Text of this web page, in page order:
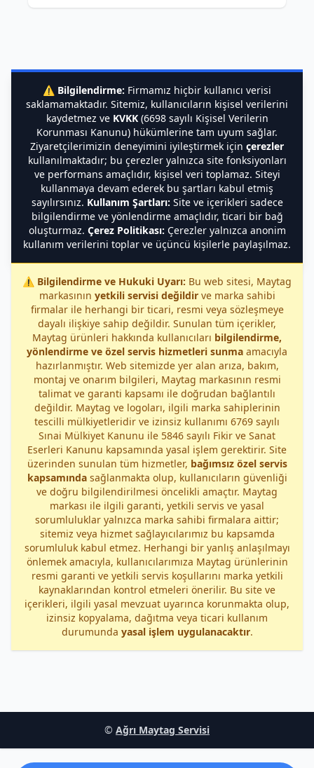
⚠️ Bilgilendirme: Firmamız hiçbir kullanıcı verisi
saklamamaktadır. Sitemiz, kullanıcıların kişisel verilerini
kaydetmez ve KVKK(6698 sayılı Kişisel Verilerin
Korunması Kanunu) hükümlerine tam uyum sağlar.
Ziyaretçilerimizin deneyimini iyileştirmek için çerezler
kullanılmaktadır; bu çerezler yalnızca site fonksiyonları
ve performans amaçlıdır, kişisel veri toplamaz. Siteyi
kullanmaya devam ederek bu şartları kabul etmiş
sayılırsınız. Kullanım Şartları: Site ve içerikleri sadece
bilgilendirme ve yönlendirme amaçlıdır, ticari bir bağ
oluşturmaz. Çerez Politikası: Çerezler yalnızca anonim
kullanım verilerini toplar ve üçüncü kişilerle paylaşılmaz.
⚠️ Bilgilendirme ve Hukuki Uyarı: Bu web sitesi, Maytag
markasının yetkili servisi değildirve marka sahibi
firmalar ile herhangi bir ticari, resmi veya sözleşmeye
dayalı ilişkiye sahip değildir. Sunulan tüm içerikler,
Maytag ürünleri hakkında kullanıcıları bilgilendirme,
yönlendirme ve özel servis hizmetleri sunma amacıyla
hazırlanmıştır. Web sitemizde yer alan arıza, bakım,
montaj ve onarım bilgileri, Maytag markasının resmi
talimat ve garanti kapsamı ile doğrudan bağlantılı
değildir. Maytag ve logoları, ilgili marka sahiplerinin
tescilli mülkiyetleridir ve izinsiz kullanımı 6769 sayılı
Sınai Mülkiyet Kanunu ile 5846 sayılı Fikir ve Sanat
Eserleri Kanunu kapsamında yasal işlem gerektirir. Site
üzerinden sunulan tüm hizmetler, bağımsız özel servis
kapsamındasağlanmakta olup, kullanıcıların güvenliği
ve doğru bilgilendirilmesi öncelikli amaçtır. Maytag
markası ile ilgili garanti, yetkili servis ve yasal
sorumluluklar yalnızca marka sahibi firmalara aittir;
sitemiz veya hizmet sağlayıcılarımız bu kapsamda
sorumluluk kabul etmez. Herhangi bir yanlış anlaşılmayı
önlemek amacıyla, kullanıcılarımıza Maytag ürünlerinin
resmi garanti ve yetkili servis koşullarını marka yetkili
kaynaklarından kontrol etmeleri önerilir. Bu site ve
içerikleri, ilgili yasal mevzuat uyarınca korunmakta olup,
izinsiz kopyalama, dağıtma veya ticari kullanım
durumunda yasal işlem uygulanacaktır.
© Ağrı Maytag Servisi